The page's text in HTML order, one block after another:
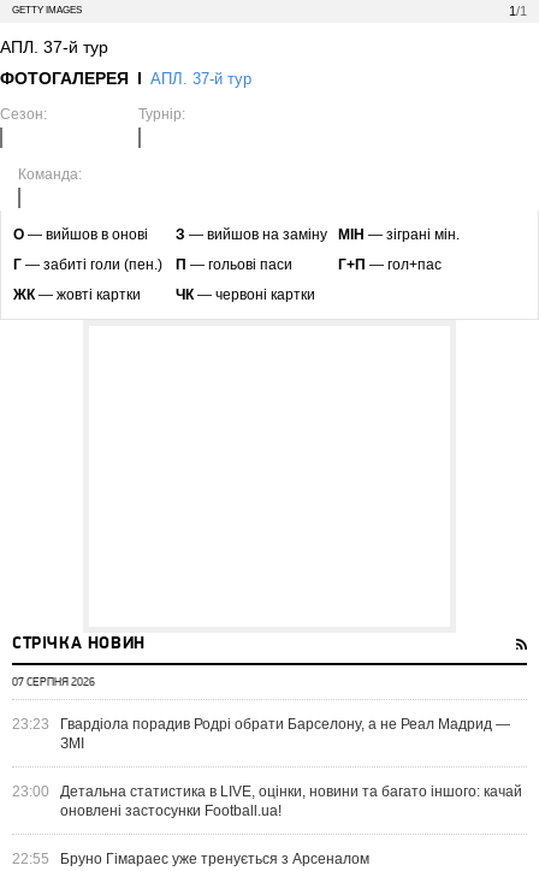
1/1
GETTY IMAGES
АПЛ. 37-й тур
ФОТОГАЛЕРЕЯ
АПЛ. 37-й тур
Сезон: Турнір:
Команда:
O — вийшов в онові З — вийшов на заміну МІН — зіграні мін.
Г — забиті голи (пен.) П — гольові паси Г+П — гол+пас
ЖК— жовті картки ЧК— червоні картки
СТРІЧКА НОВИН
07 СЕРПНЯ 2026
23:23
Гвардіола порадив Родрі обрати Барселону, а не Реал Мадрид —
ЗМІ
23:00
Детальна статистика в LIVE, оцінки, новини та багато іншого: качай
оновлені застосунки Football.ua!
22:55 Бруно Гімараес уже тренується з Арсеналом